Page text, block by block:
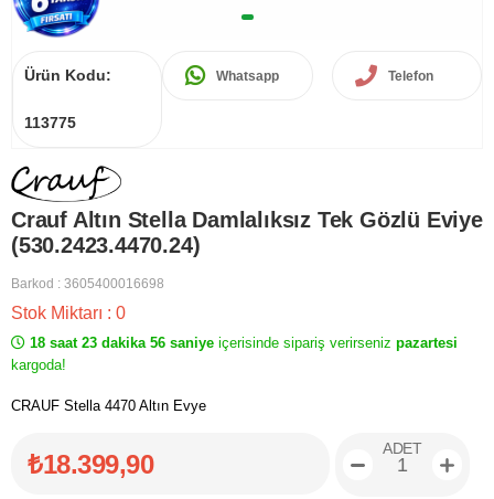
Ürün Kodu:
113775
Whatsapp Telefon
Crauf Altın Stella Damlalıksız Tek Gözlü Eviye
(530.2423.4470.24)
Barkod : 3605400016698
Stok Miktarı : 0
18 saat 23 dakika 56 saniye içerisinde sipariş verirseniz pazartesi
kargoda!
CRAUF Stella 4470 Altın Evye
₺18.399,90
ADET